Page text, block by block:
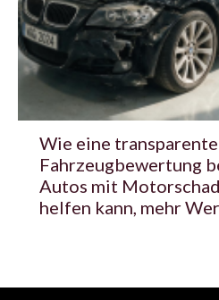
Wie eine transparente
Fahrzeugbewertung
Autos mit
helfen kann, mehr